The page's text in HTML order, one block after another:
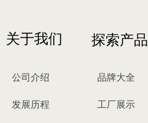
关于我们
公司介绍
发展历程
探索产品
品牌大全
工厂展示